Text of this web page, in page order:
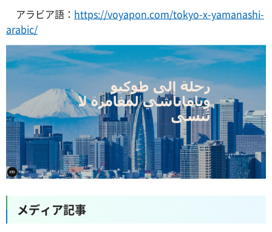
アラビア語： https://voyapon.com/tokyo-x-yamanashi-
arabic/
メディア記事